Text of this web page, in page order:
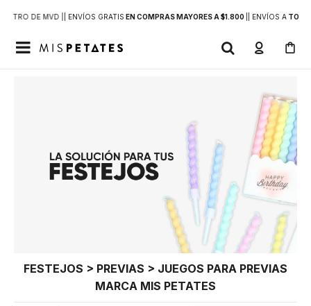
DE MVD | | ENVÍOS GRATIS EN COMPRAS MAYORES A $1.800 | ENVÍOS ATODO

FESTEJOS > PREVIAS > JUEGOS PARA PREVIAS
MARCA MIS PETATES